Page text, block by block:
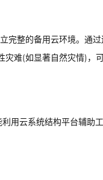
完整的备用云环境。通
难(如显著自然灾情)，
用云系统结构平台辅助